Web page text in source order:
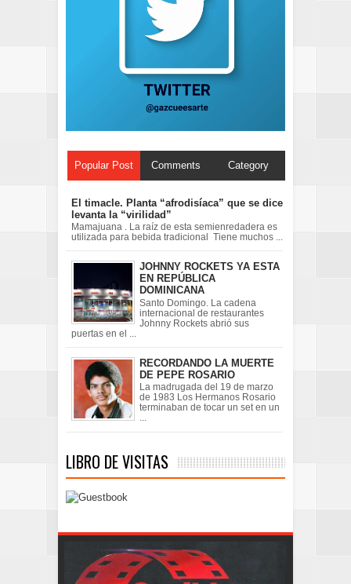
Popular Post Comments Category
El timacle. Planta “afrodisíaca” que se dice
levanta la “virilidad”
Mamajuana . La raíz de esta semienredadera es
utilizada para bebida tradicional Tiene muchos ...
JOHNNY ROCKETS YA ESTA
EN REPÚBLICA
DOMINICANA
Santo Domingo. La cadena
internacional de restaurantes
Johnny Rockets abrió sus
puertas en el ...
RECORDANDO LA MUERTE
DE PEPE ROSARIO
La madrugada del 19 de marzo
de 1983 Los Hermanos Rosario
terminaban de tocar un set en un
...
LIBRO DE VISITAS